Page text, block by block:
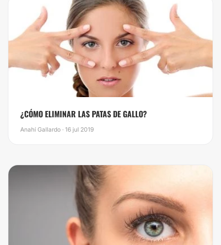
¿CÓMO ELIMINAR LAS PATAS DE GALLO?
Anahí Gallardo · 16 jul 2019